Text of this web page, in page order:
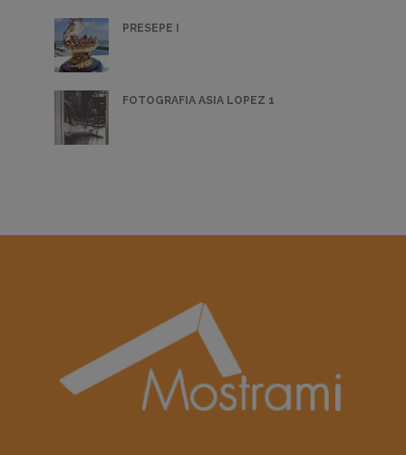
PRESEPE I
FOTOGRAFIA ASIA LOPEZ 1